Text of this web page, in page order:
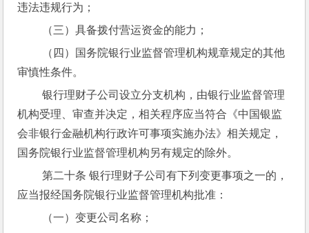
违法违规行为；
（三）具备拨付营运资金的能力；
审慎性条件。
银行理财子公司设立分支机构，由银行业监督管理
机构受理、审查并决定，相关程序应当符合《中国银监
会非银行金融机构行政许可事项实施办法》相关规定，
国务院银行业监督管理机构另有规定的除外。
第二十条 银行理财子公司有下列变更事项之一的，
应当报经国务院银行业监督管理机构批准：
（一）变更公司名称；